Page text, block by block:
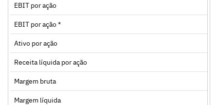
EBIT por ação
EBIT por ação *
Ativo por ação
Receita líquida por ação
Margem bruta
Margem líquida